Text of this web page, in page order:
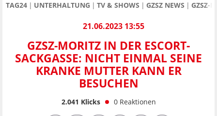
TAG24 UNTERHALTUNG TV & SHOWS GZSZ NEWS GZSZ-
21.06.2023 13:55
GZSZ-MORITZ IN DER ESCORT-
SACKGASSE: NICHT EINMAL SEINE
KRANKE MUTTER KANN ER
BESUCHEN
2.041 Klicks 0 Reaktionen